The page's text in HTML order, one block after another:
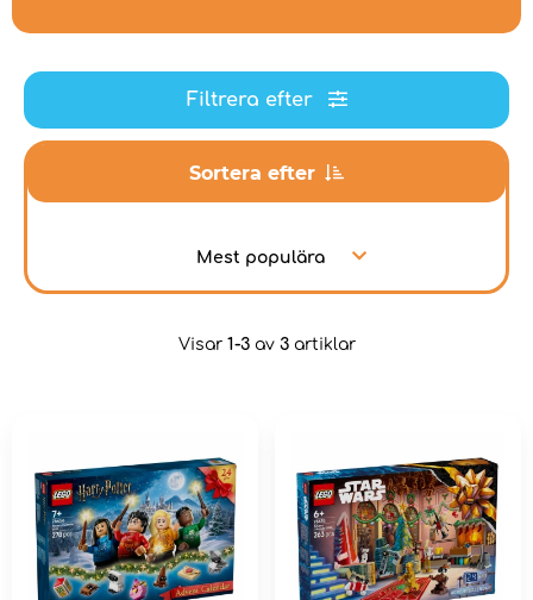
Filtrera efter
Sortera efter
Mest populära
Visar 1-3av 3artiklar